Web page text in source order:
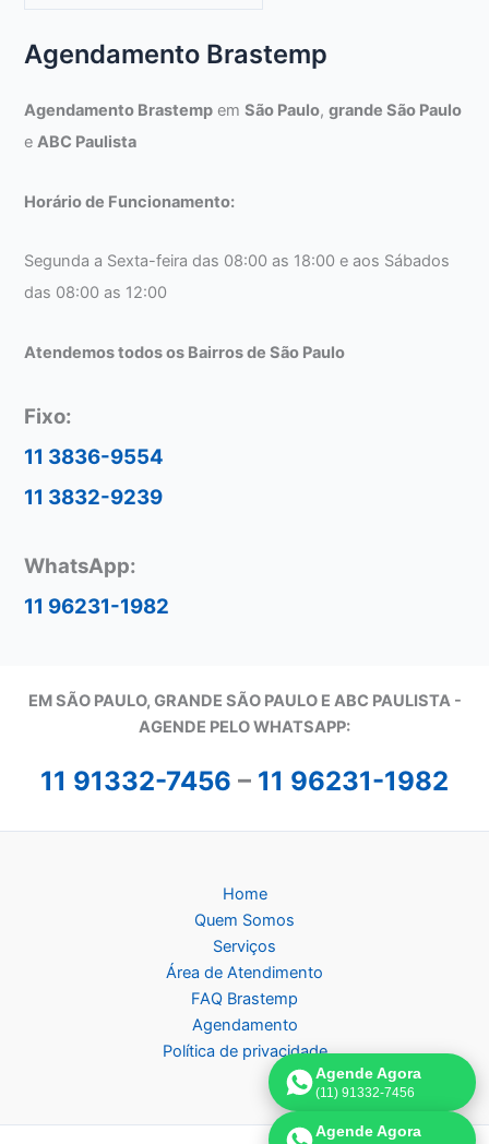
Agendamento Brastemp
Agendamento Brastemp emSão Paulo,grande São Paulo
eABC Paulista
Horário de Funcionamento:
Segunda a Sexta-feira das 08:00 as 18:00 e aos Sábados
das 08:00 as 12:00
Atendemos todos os Bairros de São Paulo
Fixo:
11 3836-9554
11 3832-9239
WhatsApp:
11 96231-1982
EM SÃO PAULO, GRANDE SÃO PAULO E ABC PAULISTA -
AGENDE PELO WHATSAPP:
11 91332-7456 – 11 96231-1982
Home
Quem Somos
Serviços
Área de Atendimento
FAQ Brastemp
Agendamento
Política de privacidade
Agende Agora
(11) 91332-7456
Agende Agora